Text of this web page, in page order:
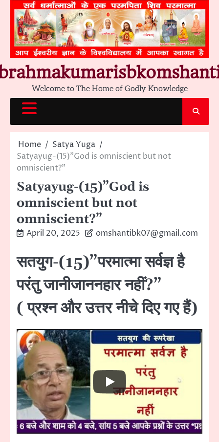
content
Welcome to The Home of Godly Knowledge
Home
Satya Yuga
Satyayug-(15)”God is omniscient but not
omniscient?”
Satyayug-(15)”God is
omniscient but not
omniscient?”
April 20, 2025 omshantibk07@gmail.com
सतयुग-(15)”परमात्मा सर्वज्ञ है
परंतु जानीजाननहार नहीं?”
( प्रश्न और उत्तर नीचे दिए गए हैं)